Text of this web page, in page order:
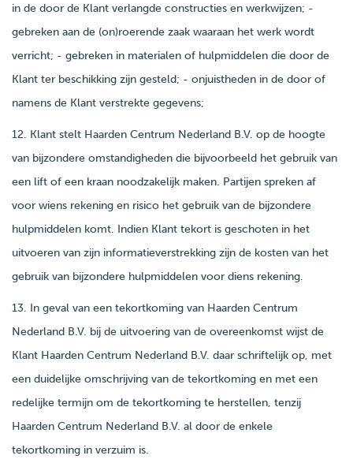
in de door de Klant verlangde constructies en werkwijzen; -
gebreken aan de (on)roerende zaak waaraan het werk wordt
verricht; - gebreken in materialen of hulpmiddelen die door de
Klant ter beschikking zijn gesteld; - onjuistheden in de door of
namens de Klant verstrekte gegevens;
12. Klant stelt Haarden Centrum Nederland B.V. op de hoogte
van bijzondere omstandigheden die bijvoorbeeld het gebruik van
een lift of een kraan noodzakelijk maken. Partijen spreken af
voor wiens rekening en risico het gebruik van de bijzondere
hulpmiddelen komt. Indien Klant tekort is geschoten in het
uitvoeren van zijn informatieverstrekking zijn de kosten van het
gebruik van bijzondere hulpmiddelen voor diens rekening.
13. In geval van een tekortkoming van Haarden Centrum
Nederland B.V. bij de uitvoering van de overeenkomst wijst de
Klant Haarden Centrum Nederland B.V. daar schriftelijk op, met
een duidelijke omschrijving van de tekortkoming en met een
redelijke termijn om de tekortkoming te herstellen, tenzij
Haarden Centrum Nederland B.V. al door de enkele
tekortkoming in verzuim is.